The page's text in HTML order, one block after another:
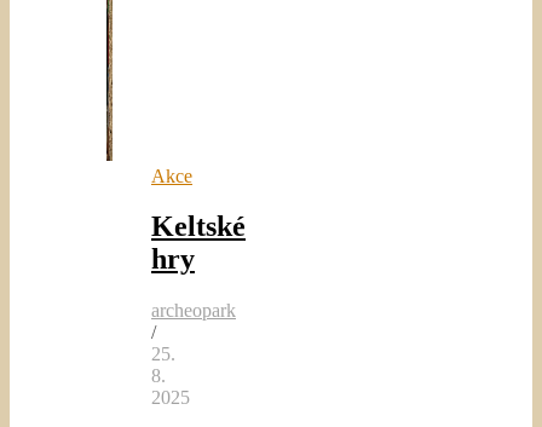
Akce
Keltské
hry
archeopark
/
25.
8.
2025